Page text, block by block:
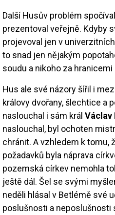
Další Husův problém
prezentoval veřejně. Kdyby
projevoval jen v
to snad jen nějakým
soudu a nikoho za
Hus ale své názory šířil i
královy dvořany, šlechtice a
naslouchal i sám král Václav
naslouchal, byl ochoten
chránit. A vzhledem k tomu,
požadavků byla náprava
pozemská církev nemohla
ještě dál. Šel se svými
neděli hlásal v Betlémě své
poslušnosti a neposlušnosti